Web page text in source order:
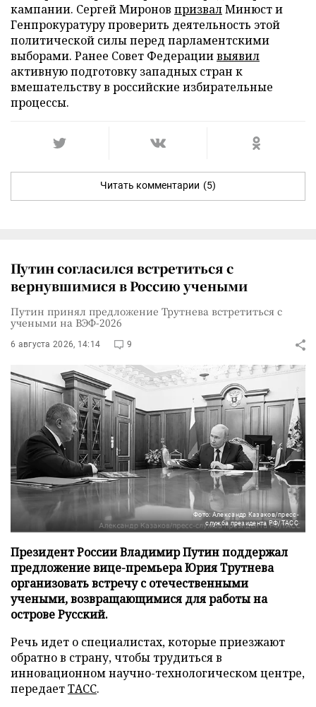
кампании. Сергей Миронов призвалМинюст и
Генпрокуратуру проверить деятельность этой
политической силы перед парламентскими
выборами. Ранее Совет Федерациивыявил
активную подготовку западных стран к
вмешательству в российские избирательные
процессы.
Читать комментарии (5)
Путин согласился встретиться с
вернувшимися в Россию учеными
Путин принял предложение Трутнева встретиться с
учеными на ВЭФ-2026
6 августа 2026, 14:14 9
Фото: Александр Казаков/пресс-
служба президента РФ/ТАСС
Президент России Владимир Путин поддержал
предложение вице-премьера Юрия Трутнева
организовать встречу с отечественными
учеными, возвращающимися для работы на
острове Русский.
Речь идет о специалистах, которые приезжают
обратно в страну, чтобы трудиться в
инновационном научно-технологическом центре,
передаетТАСС.